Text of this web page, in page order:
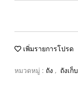
เพิ่มรายการโปรด
หมวดหมู่ : ถัง , ถังเก็